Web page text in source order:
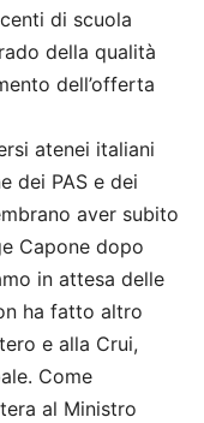
di scuola
della qualità
dell’offerta
atenei italiani
dei PAS e dei
aver subito
Capone dopo
in attesa delle
ha fatto altro
e alla Crui,
Come
al Ministro